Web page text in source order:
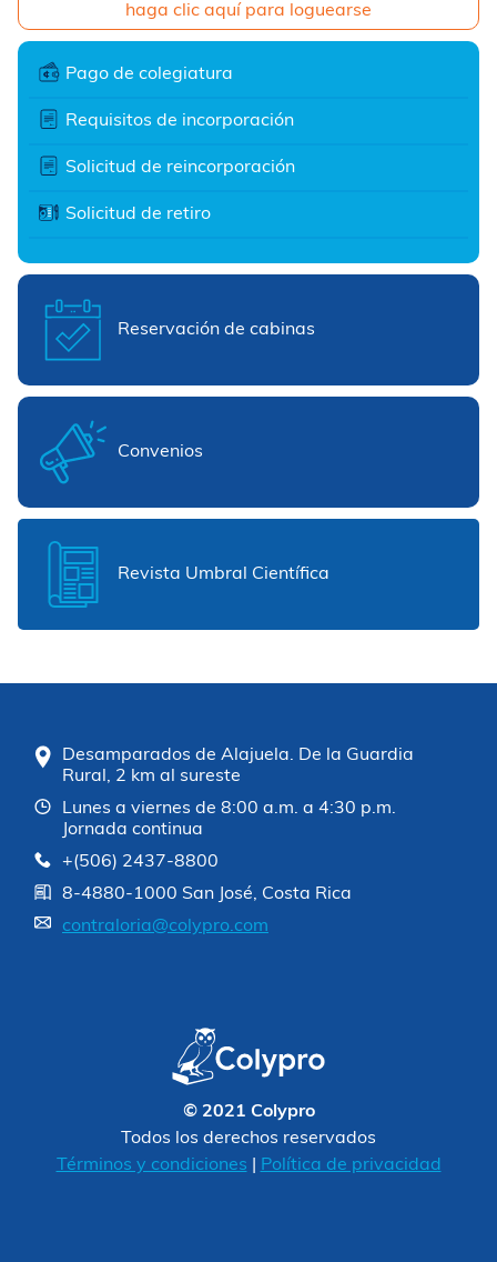
haga clic aquí para loguearse
Pago de colegiatura
Requisitos de incorporación
Solicitud de reincorporación
Solicitud de retiro
Reservación de cabinas
Convenios
Revista Umbral Científica
Desamparados de Alajuela. De la Guardia
Rural, 2 km al sureste
Lunes a viernes de 8:00 a.m. a 4:30 p.m.
Jornada continua
+(506) 2437-8800
8-4880-1000 San José, Costa Rica
contraloria@colypro.com
© 2021 Colypro
Todos los derechos reservados
Términos y condiciones
Política de privacidad